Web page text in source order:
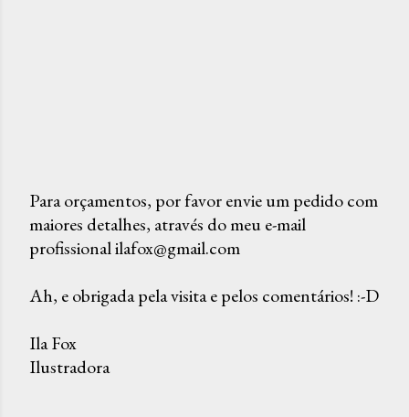
P
o
t
r
u
Para orçamentos, por favor envie um pedido com
maiores detalhes, através do meu e-mail
profissional ilafox@gmail.com
Ah, e obrigada pela visita e pelos comentários! :-D
Ila Fox
Ilustradora